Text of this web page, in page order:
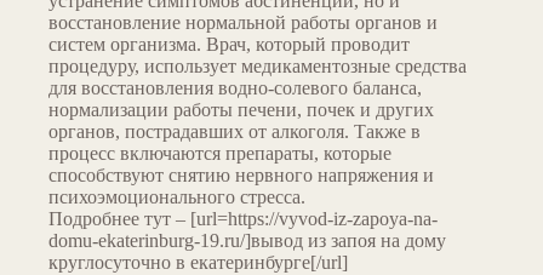
восстановление нормальной работы органов и
систем организма. Врач, который проводит
процедуру, использует медикаментозные средства
для восстановления водно-солевого баланса,
нормализации работы печени, почек и других
органов, пострадавших от алкоголя. Также в
процесс включаются препараты, которые
способствуют снятию нервного напряжения и
психоэмоционального стресса.
Подробнее тут – [url=https://vyvod-iz-zapoya-na-
domu-ekaterinburg-19.ru/]вывод из запоя на дому
круглосуточно в екатеринбурге[/url]